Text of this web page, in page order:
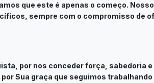
que este é apenas o começo.
sempre com o compromisso de
por nos conceder força, sabedoria
Sua graça que seguimos